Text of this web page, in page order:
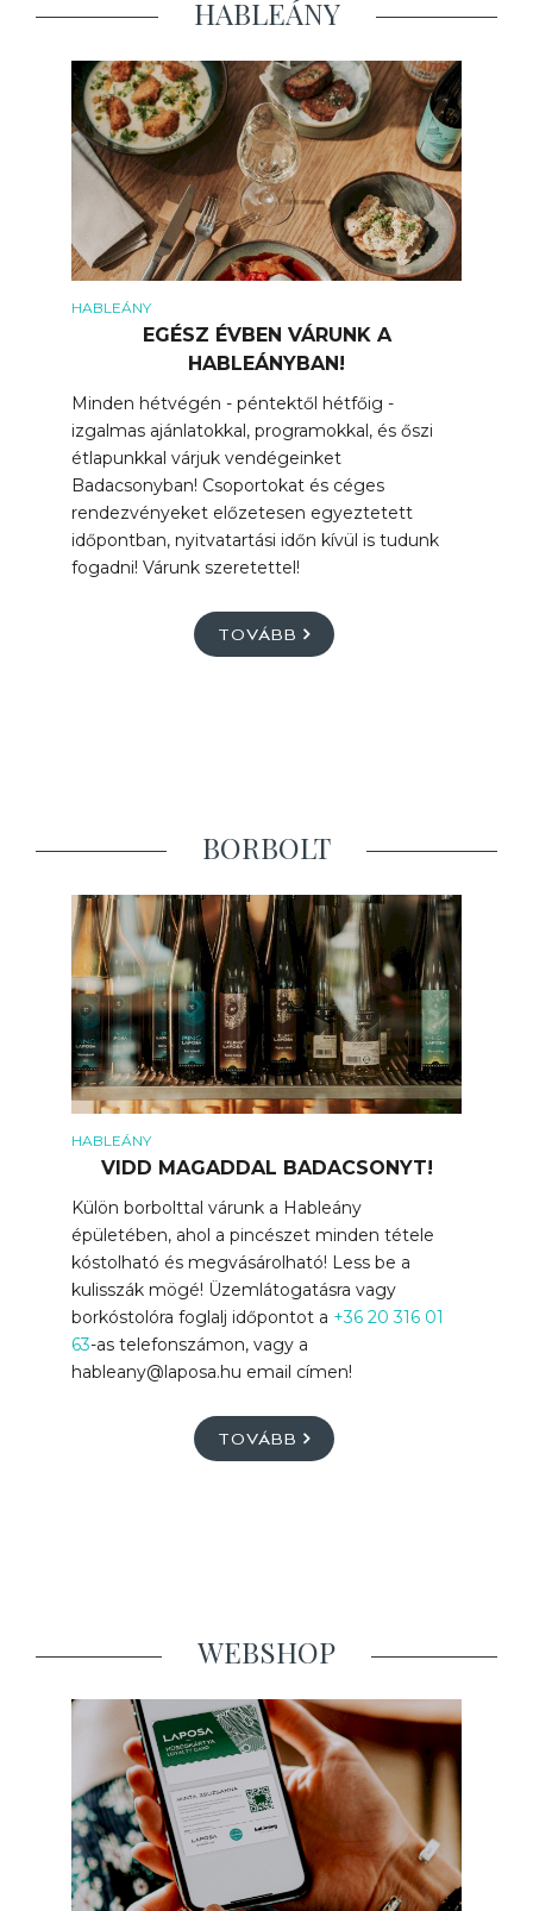
HABLEÁNY
HABLEÁNY
EGÉSZ ÉVBEN VÁRUNK A
HABLEÁNYBAN!
Minden hétvégén - péntektől hétfőig -
izgalmas ajánlatokkal, programokkal, és őszi
étlapunkkal várjuk vendégeinket
Badacsonyban! Csoportokat és céges
rendezvényeket előzetesen egyeztetett
időpontban, nyitvatartási időn kívül is tudunk
fogadni! Várunk szeretettel!
TOVÁBB
BORBOLT
HABLEÁNY
VIDD MAGADDAL BADACSONYT!
Külön borbolttal várunk a Hableány
épületében, ahol a pincészet minden tétele
kóstolható és megvásárolható! Less be a
kulisszák mögé! Üzemlátogatásra vagy
borkóstolóra foglalj időpontot a +36 20 316 01
63-as telefonszámon, vagy a
hableany@laposa.hu email címen!
TOVÁBB
WEBSHOP